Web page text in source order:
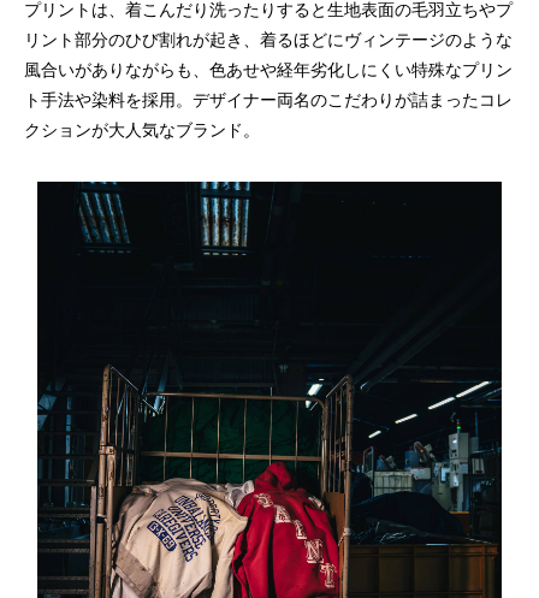
プリントは、着こんだり洗ったりすると生地表面の毛羽立ちやプ
リント部分のひび割れが起き、着るほどにヴィンテージのような
風合いがありながらも、色あせや経年劣化しにくい特殊なプリン
ト手法や染料を採用。デザイナー両名のこだわりが詰まったコレ
クションが大人気なブランド。